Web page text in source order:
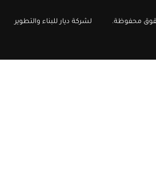
لشركة ديار للبناء والتطوير